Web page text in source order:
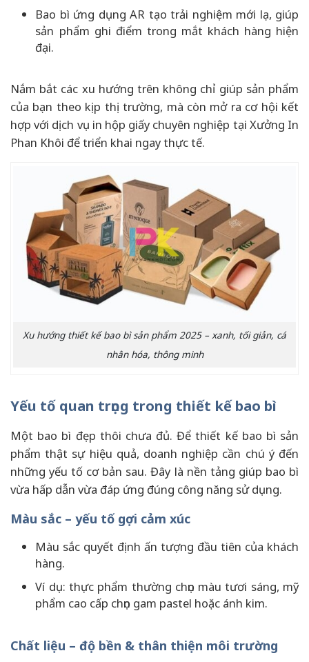
Bao bì ứng dụng AR tạo trải nghiệm mới lạ, giúp
sản phẩm ghi điểm trong mắt khách hàng hiện
đại.
Nắm bắt các xu hướng trên không chỉ giúp sản phẩm
của bạn theo kịp thị trường, mà còn mở ra cơ hội kết
hợp với dịch vụ in hộp giấy chuyên nghiệp tại Xưởng In
Phan Khôi để triển khai ngay thực tế.
Xu hướng thiết kế bao bì sản phẩm 2025 – xanh, tối giản, cá
nhân hóa, thông minh
Yếu tố quan trọng trong thiết kế bao bì
Một bao bì đẹp thôi chưa đủ. Để thiết kế bao bì sản
phẩm thật sự hiệu quả, doanh nghiệp cần chú ý đến
những yếu tố cơ bản sau. Đây là nền tảng giúp bao bì
vừa hấp dẫn vừa đáp ứng đúng công năng sử dụng.
Màu sắc – yếu tố gợi cảm xúc
Màu sắc quyết định ấn tượng đầu tiên của khách
hàng.
Ví dụ: thực phẩm thường chọn màu tươi sáng, mỹ
phẩm cao cấp chọn gam pastel hoặc ánh kim.
Chất liệu – độ bền & thân thiện môi trường